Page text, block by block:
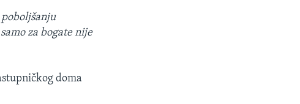
za bogate nije
doma